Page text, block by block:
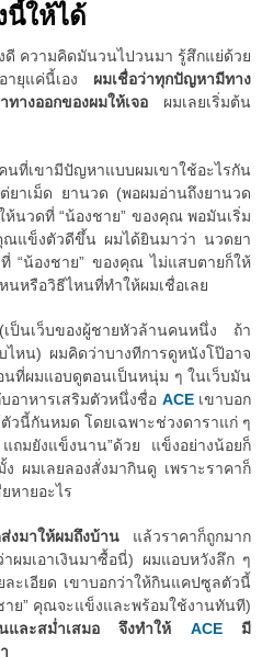
นี้ให้ได้
ดี ความคิดมันวนไปวนมา รู้สึกแย่ด้วย
ายุแค่นี้เอง ผมเชื่อว่าทุกปัญหามีทาง
ทางออกของผมให้เจอ ผมเลยเริ่มต้น
ที่เขามีปัญหาแบบผมเขาใช้อะไรกัน
ยาเม็ด ยานวด (พอผมอ่านถึงยานวด
ห้นวดที่ “น้องชาย” ของคุณ พอมันเริ่ม
ณแข็งตัวดีขึ้น ผมได้ยินมาว่า นวดยา
ที่ “น้องชาย” ของคุณ ไม่แสบตายก็ให้
นหรือวิธีไหนที่ทำให้ผมเชื่อเลย
เป็นเว็บของผู้ชายหัวล้านคนหนึ่ง ถ้า
ไหน) ผมคิดว่าบางทีการดูหนังโป๊อาจ
ที่ผมแอบดูตอนเป็นหนุ่ม ๆ ในเว็บมัน
อาหารเสริมตัวหนึ่งชื่อ ACEเขาบอก
วนี้กันหมด โดยเฉพาะช่วงดาราแก่ ๆ
ถมยังแข็งนาน”ด้วย แข็งอย่างน้อยก็
ผมเลยลองสั่งมากินดู เพราะราคาก็
หายอะไร
งมาให้ผมถึงบ้าน แล้วราคาก็ถูกมาก
ผมเอาเงินมาซื้อนี่) ผมแอบหวังลึก ๆ
ะเอียด เขาบอกว่าให้กินแคปซูลตัวนี้
ย” คุณจะแข็งและพร้อมใช้งานทันที)
นและสม่ำเสมอ จึงทำให้ ACEมี